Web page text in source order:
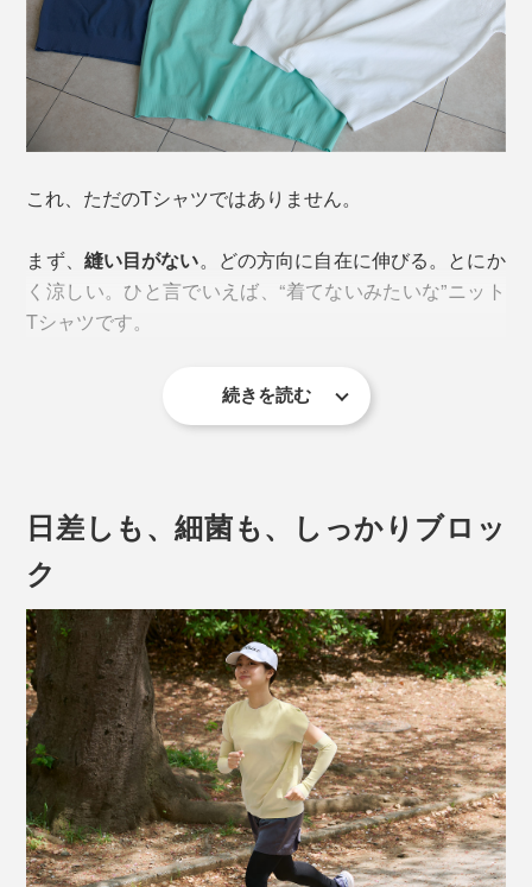
これ、ただのTシャツではありません。
まず、 縫い目がない。どの方向に自在に伸びる。とにか
く涼しい。ひと言でいえば、“着てないみたいな”ニット
Tシャツです。
ニットでも、肌ざわりはひんやりなめらか。触れた瞬間
汗をかいても肌にはりつかない
。むしろ、着ていないと
きより涼しく感じるほど。不思議ですが、一度着てみる
続きを読む
日差しも、細菌も、しっかりブロッ
ク